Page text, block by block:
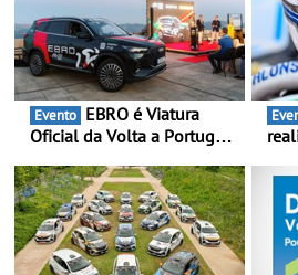
Evento
Oficial da Volta a Portugal
presença nacional ao lado
da mítica prova de ciclismo
e leva a sua gama SUV
multi-energia às estradas
de Portugal
6